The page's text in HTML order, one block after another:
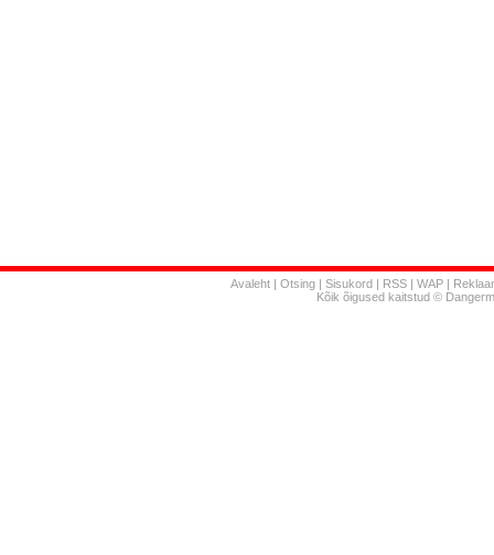
Avaleht | Otsing| Sisukord | RSS | WAP|
Kõik õigused kaitstud ©